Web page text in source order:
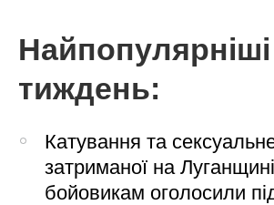
тиждень:
Катування та
затриманої на
бойовикам оголосили